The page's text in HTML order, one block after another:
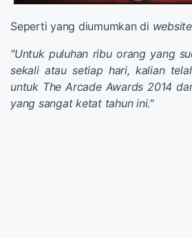
Seperti yang diumumkan di website
"Untuk puluhan ribu orang yang
sekali atau setiap hari, kalian
untuk The Arcade Awards 2014
yang sangat ketat tahun ini."